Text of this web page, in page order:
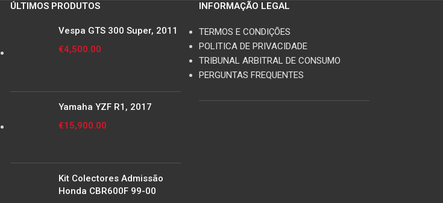
ÚLTIMOS PRODUTOS
Vespa GTS 300 Super, 2011
€4,500.00
Yamaha YZF R1, 2017
€15,900.00
Kit Colectores Admissão
Honda CBR600F 99-00
INFORMAÇÃO LEGAL
TERMOS E CONDIÇÕES
POLITICA DE PRIVACIDADE
TRIBUNAL ARBITRAL DE CONSUMO
PERGUNTAS FREQUENTES